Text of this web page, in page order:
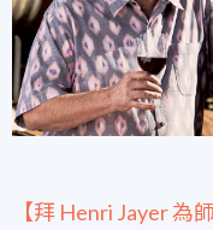
【拜 Henri Jayer 為